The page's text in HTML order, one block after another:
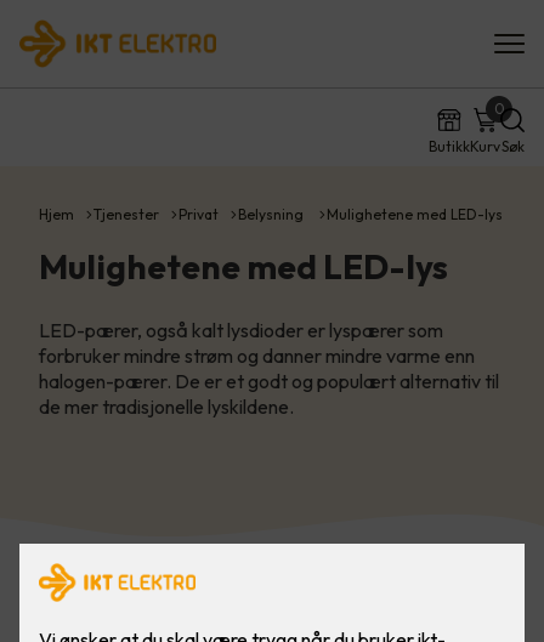
ButikkKurv
0
Søk
Hjem Tjenester Privat Belysning Mulighetene med LED-lys
Mulighetene med LED-lys
LED-pærer, også kalt lysdioder er lyspærer som
forbruker mindre strøm og danner mindre varme enn
halogen-pærer. De er et godt og populært alternativ til
de mer tradisjonelle lyskildene.